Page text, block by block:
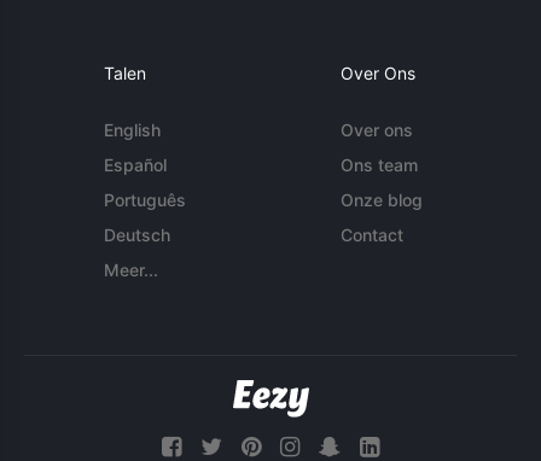
Talen
English
Español
Português
Deutsch
Meer...
Over Ons
Over ons
Ons team
Onze blog
Contact